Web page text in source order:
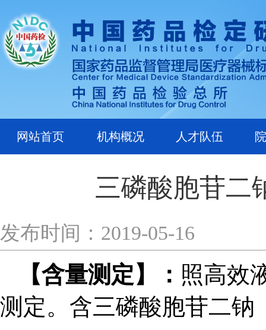
网站首页 机构概况 人才队伍
三磷酸胞苷二
发布时间：2019-05-16
【含量测定】： 照高效
测定。含三磷酸胞苷二钠